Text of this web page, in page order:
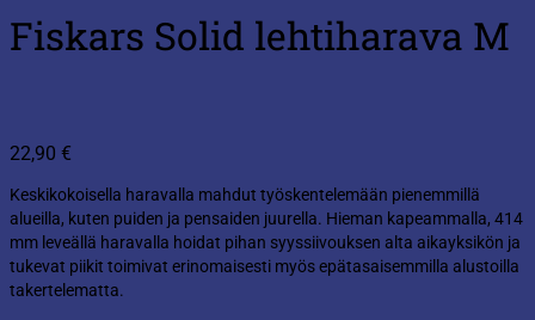
Fiskars Solid lehtiharava M
22,90 €
Keskikokoisella haravalla mahdut työskentelemään pienemmillä
alueilla, kuten puiden ja pensaiden juurella. Hieman kapeammalla, 414
mm leveällä haravalla hoidat pihan syyssiivouksen alta aikayksikön ja
tukevat piikit toimivat erinomaisesti myös epätasaisemmilla alustoilla
takertelematta.